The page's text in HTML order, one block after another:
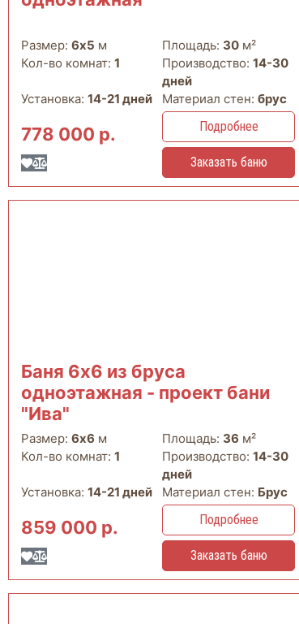
Размер: 6х5 м Площадь: 30м²
Кол-во комнат: 1 Производство: 14-30
дней
Установка: 14-21 дней Материал стен: брус
778 000 р. Подробнее
Заказать баню
Баня 6х6 из бруса
одноэтажная - проект бани
"Ива"
Размер: 6х6 м Площадь: 36 м²
Кол-во комнат: 1 Производство: 14-30
дней
Установка: 14-21 дней Материал стен: Брус
859 000 р. Подробнее
Заказать баню